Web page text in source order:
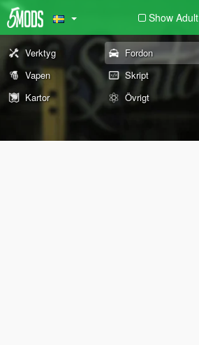
Show Adult
Verktyg Fordon
Vapen
Skript
Kartor
Övrigt